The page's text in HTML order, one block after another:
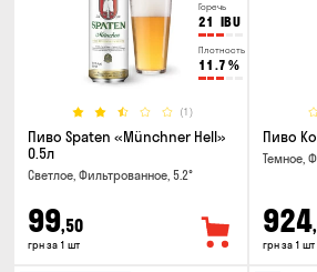
Горечь
21 IBU
Плотность
11.7 %
(1)
Пиво Spaten «Münchner Hell»
0.5л
Светлое, Фильтрованное, 5.2°
99,50
грн за 1 шт
Пиво
Темное,
924
грн за 1 шт